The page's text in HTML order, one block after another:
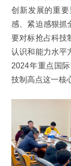
创新发展的重
感、紧迫感狠抓
要对标抢占科技
认识和能力水平
2024年重点国
技制高点这一核